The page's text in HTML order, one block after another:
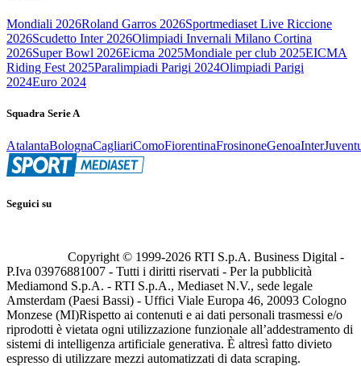
Mondiali 2026Roland Garros 2026Sportmediaset Live Riccione
2026Scudetto Inter 2026Olimpiadi Invernali Milano Cortina
2026Super Bowl 2026Eicma 2025Mondiale per club 2025EICMA
Riding Fest 2025Paralimpiadi Parigi 2024Olimpiadi Parigi
2024Euro 2024
Squadra Serie A
AtalantaBolognaCagliariComoFiorentinaFrosinoneGenoaInter
Seguici su
Copyright © 1999-2026 RTI S.p.A. Business Digital -
P.Iva 03976881007 - Tutti i diritti riservati - Per la pubblicità
Mediamond S.p.A. - RTI S.p.A., Mediaset N.V., sede legale
Amsterdam (Paesi Bassi) - Uffici Viale Europa 46, 20093 Cologno
Monzese (MI)Rispetto ai contenuti e ai dati personali trasmessi e/o
riprodotti è vietata ogni utilizzazione funzionale all’addestramento di
sistemi di intelligenza artificiale generativa. È altresì fatto divieto
espresso di utilizzare mezzi automatizzati di data scraping.